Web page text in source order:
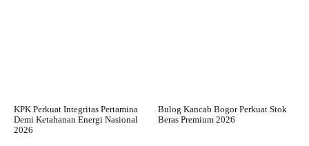
KPK Perkuat Integritas Pertamina
Demi Ketahanan Energi Nasional
2026
Bulog Kancab Bogor Perkuat Stok
Beras Premium 2026